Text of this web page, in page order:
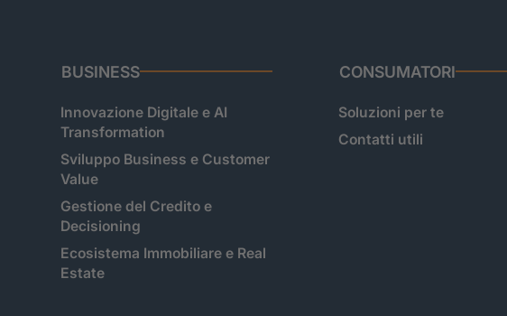
BUSINESS
Innovazione Digitale e AI
Transformation
Sviluppo Business e Customer
Value
Gestione del Credito e
Decisioning
Ecosistema Immobiliare e Real
Estate
CONSUMATORI
Soluzioni per te
Contatti utili